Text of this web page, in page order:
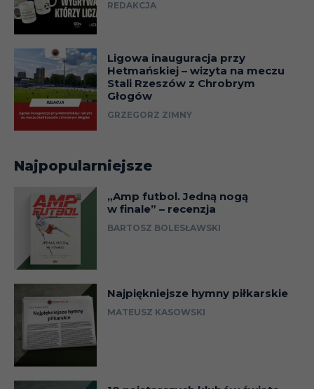
REDAKCJA
Ligowa inauguracja przy
Hetmańskiej – wizyta na meczu
Stali Rzeszów z Chrobrym
Głogów
GRZEGORZ ZIMNY
Najpopularniejsze
„Amp futbol. Jedną nogą
w finale” – recenzja
BARTOSZ BOLESŁAWSKI
Najpiękniejsze hymny piłkarskie
MATEUSZ KASOWSKI